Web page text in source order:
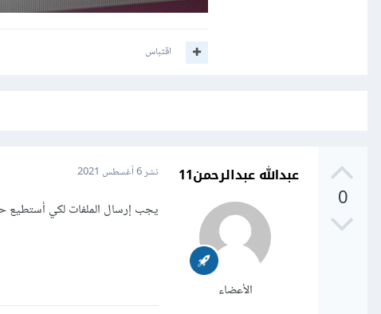
اقتباس
0
عبدالله عبدالرحمن11
الأعضاء
نشر6 أغسطس 2021
يجب إرسال الملفات لكي